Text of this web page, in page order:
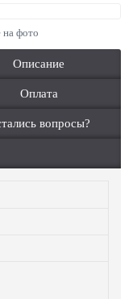
на фото
Описание
Оплата
вопросы?